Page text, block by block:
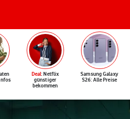
Deal: Netflix
günstiger
bekommen
Samsung Galaxy
S26: Alle Preise